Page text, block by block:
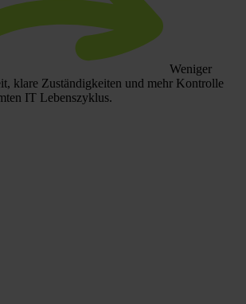
Weniger
klare Zuständigkeiten und mehr Kontrolle
IT Lebenszyklus.